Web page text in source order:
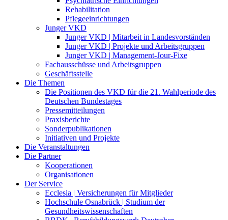
Rehabilitation
Pflegeeinrichtungen
Junger VKD
Junger VKD | Mitarbeit in Landesvorständen
Junger VKD | Projekte und Arbeitsgruppen
Junger VKD | Management-Jour-Fixe
Fachausschüsse und Arbeitsgruppen
Geschäftsstelle
Die Themen
Die Positionen des VKD für die 21. Wahlperiode des
Deutschen Bundestages
Pressemitteilungen
Praxisberichte
Sonderpublikationen
Initiativen und Projekte
Die Veranstaltungen
Die Partner
Kooperationen
Organisationen
Der Service
Ecclesia | Versicherungen für Mitglieder
Hochschule Osnabrück | Studium der
Gesundheitswissenschaften